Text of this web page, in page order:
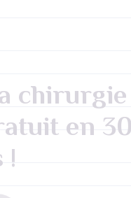
chirurgie
en 30
!